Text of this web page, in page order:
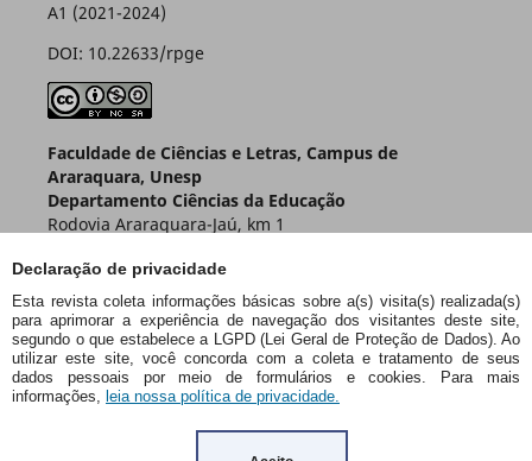
Declaração de privacidade
Esta revista coleta informações básicas sobre a(s) visita(s) realizada(s)
para aprimorar a experiência de navegação dos visitantes deste site,
segundo o que estabelece a LGPD (Lei Geral de Proteção de Dados). Ao
utilizar este site, você concorda com a coleta e tratamento de seus
dados pessoais por meio de formulários e cookies. Para mais
informações, leia nossa política de privacidade.
A1 (2021-2024)
DOI: 10.22633/rpge
Faculdade de Ciências e Letras, Campus de
Araraquara, Unesp
Departamento Ciências da Educação
Rodovia Araraquara-Jaú, km 1
Araraquara – SP – Brasil